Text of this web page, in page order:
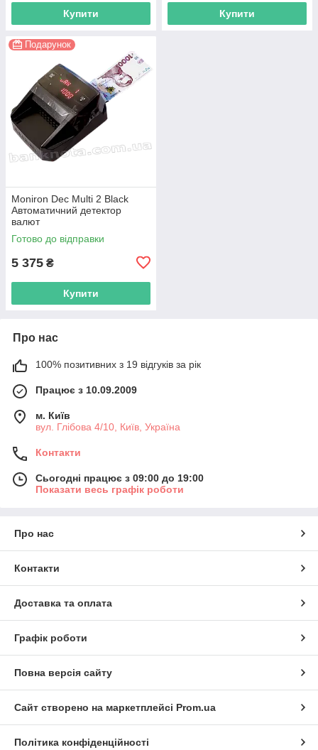
Купити Купити
Подарунок
Moniron Dec Multi 2 Black
Автоматичний детектор
валют
Готово до відправки
5 375 ₴
Купити
Про нас
100% позитивних з 19 відгуків за рік
Працює з 10.09.2009
м. Київ
вул. Глібова 4/10, Київ, Україна
Контакти
Сьогодні працює з 09:00 до 19:00
Показати весь графік роботи
Про нас
Контакти
Доставка та оплата
Графік роботи
Повна версія сайту
Сайт створено на маркетплейсі Prom.ua
Політика конфіденційності